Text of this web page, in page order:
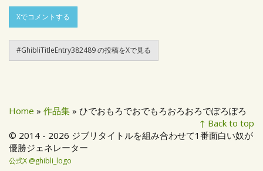
Xでコメントする
#GhibliTitleEntry382489 の投稿をXで見る
Home » 作品集 » ひでおもろでおでもろおろおろでぽろぽろ
↑ Back to top
© 2014 - 2026 ジブリタイトルを組み合わせて1番面白い奴が
優勝ジェネレーター
公式X @ghibli_logo